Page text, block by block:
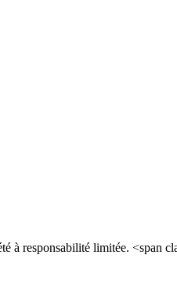
responsabilité limitée. <span